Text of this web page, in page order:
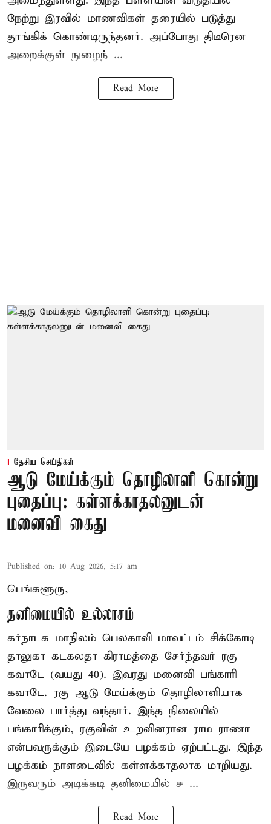
நேற்று இரவில் மாணவிகள் தரையில் படுத்து
தூங்கிக் கொண்டிருந்தனர். அப்போது திடீரென
அறைக்குள் நுழைந் ...
Read More
தேசிய செய்திகள்
ஆடு மேய்க்கும் தொழிலாளி கொன்று
புதைப்பு: கள்ளக்காதலனுடன்
மனைவி கைது
Published on: 10 Aug 2026, 5:17 am
பெங்களூரு,
தனிமையில் உல்லாசம்
கர்நாடக மாநிலம் பெலகாவி மாவட்டம் சிக்கோடி
தாலுகா கடகலதா கிராமத்தை சேர்ந்தவர் ரகு
கவாடே (வயது 40). இவரது மனைவி பங்காரி
கவாடே. ரகு ஆடு மேய்க்கும் தொழிலாளியாக
வேலை பார்த்து வந்தார். இந்த நிலையில்
பங்காரிக்கும், ரகுவின் உறவினரான ராம ராணா
என்பவருக்கும் இடையே பழக்கம் ஏற்பட்டது. இந்த
பழக்கம் நாளடைவில் கள்ளக்காதலாக மாறியது.
இருவரும் அடிக்கடி தனிமையில் ச ...
Read More